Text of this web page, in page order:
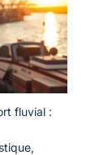
fluvial :